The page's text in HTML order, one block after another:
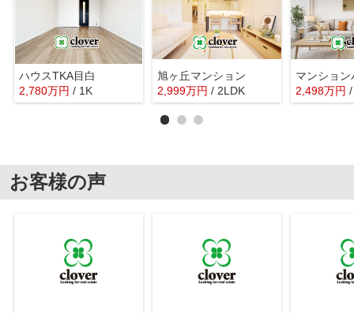
ハウスTKA目白
2,780万円 / 1K
旭ヶ丘マンション
2,999万円 / 2LDK
マンショ
2,498万円
お客様の声